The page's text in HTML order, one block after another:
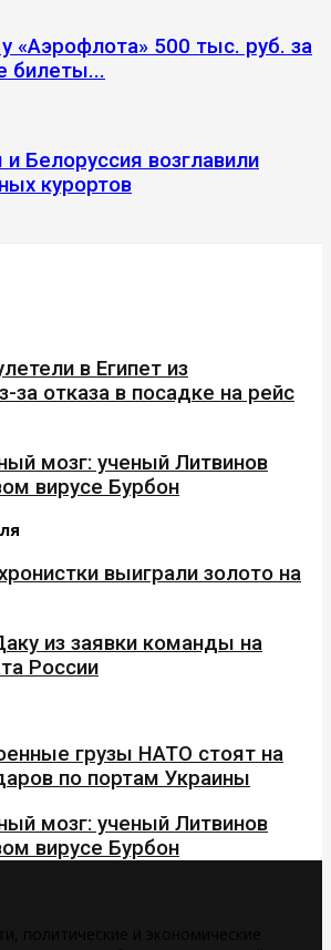
«Аэрофлота» 500 тыс. руб. за
билеты...
и Белоруссия возглавили
курортов
в Египет из
за отказа в посадке на рейс
мозг: ученый Литвинов
вирусе Бурбон
выиграли золото на
из заявки команды на
России
грузы НАТО стоят на
по портам Украины
мозг: ученый Литвинов
вирусе Бурбон